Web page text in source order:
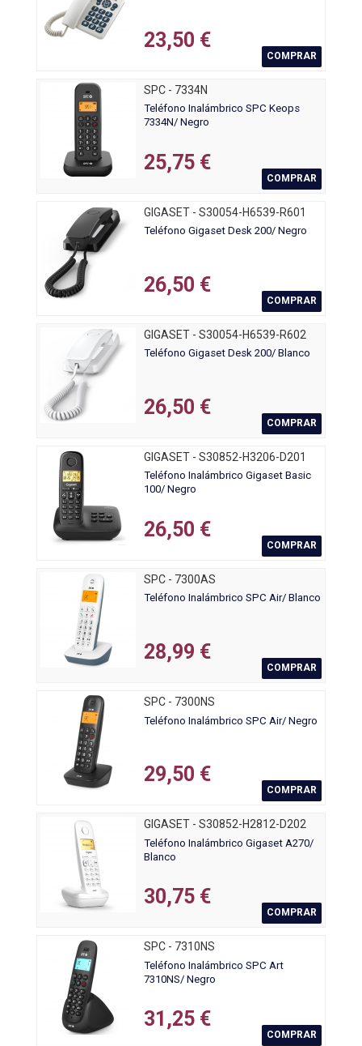
23,50 €
COMPRAR
SPC - 7334N
Teléfono Inalámbrico SPC Keops
7334N/ Negro
25,75 €
COMPRAR
GIGASET - S30054-H6539-R601
Teléfono Gigaset Desk 200/ Negro
26,50 €
COMPRAR
GIGASET - S30054-H6539-R602
Teléfono Gigaset Desk 200/ Blanco
26,50 €
COMPRAR
GIGASET - S30852-H3206-D201
Teléfono Inalámbrico Gigaset Basic
100/ Negro
26,50 €
COMPRAR
SPC - 7300AS
Teléfono Inalámbrico SPC Air/ Blanco
28,99 €
COMPRAR
SPC - 7300NS
Teléfono Inalámbrico SPC Air/ Negro
29,50 €
COMPRAR
GIGASET - S30852-H2812-D202
Teléfono Inalámbrico Gigaset A270/
Blanco
30,75 €
COMPRAR
SPC - 7310NS
Teléfono Inalámbrico SPC Art
7310NS/ Negro
31,25 €
COMPRAR